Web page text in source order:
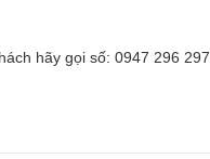
hãy gọi số: 0947 296 297